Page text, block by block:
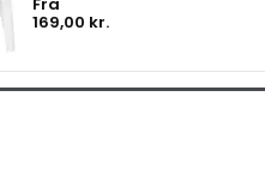
169,00 kr.